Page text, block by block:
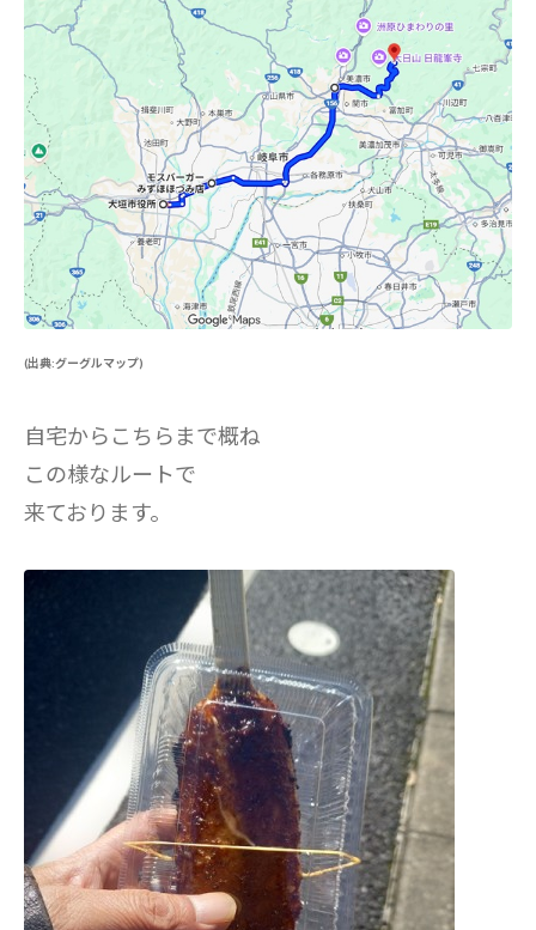
(出典:グーグルマップ)
自宅からこちらまで概ね
この様なルートで
来ております。